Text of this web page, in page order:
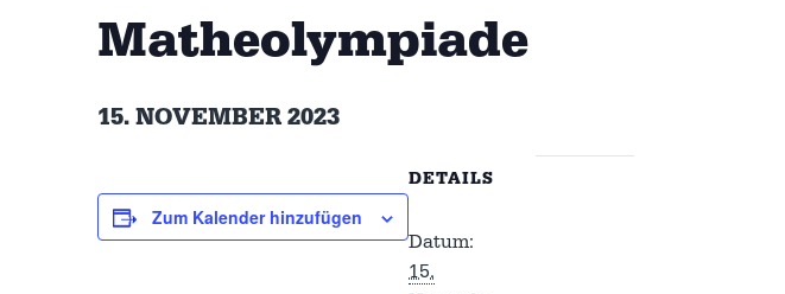
Matheolympiade
15. NOVEMBER 2023
Zum Kalender hinzufügen
DETAILS
Datum:
15.